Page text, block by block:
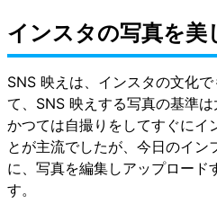
インスタの写真を美
SNS 映えは、インスタの文化で
て、SNS 映えする写真の基準
かつては自撮りをしてすぐにイ
とが主流でしたが、今日のイン
に、写真を編集しアップロード
す。